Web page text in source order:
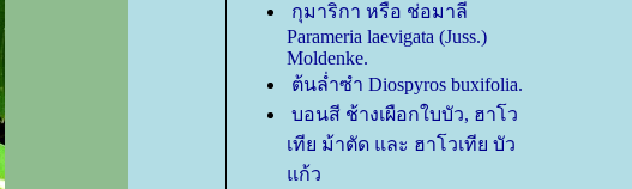
กุมาริกา หรือ ช่อมาลี
Parameria laevigata (Juss.)
Moldenke.
ต้นล่ำซำ Diospyros buxifolia.
บอนสี ช้างเผือกใบบัว, ฮาโว
เทีย ม้าตัด และ ฮาโวเทีย บัว
ก้ว